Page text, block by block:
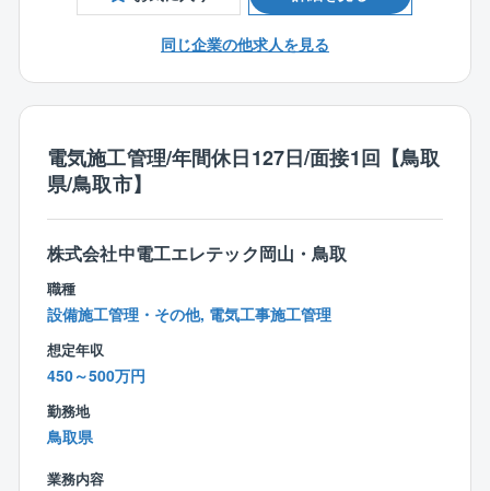
です。勤務時間が8時間の企業様に当てはめると、10時
2009年6月に、建設コンサルタント会社2社（株式会社
エイトコンサルタント・日本技術開発株式会社）が経
営統合して、新たに株式会社エイト日本技術開発が誕
生して、10年以上が経過しました。「国民の暮らしを
支える社会資本の整備・維持管理」という建設コンサ
ルタントとしての使命を深く胸に刻み、防災・減災対
策、環境・エネルギー対策など国民が「安全・安心」
に暮らせる生活の基盤整備に貢献しています。また、
女性活躍推進法に基づき、2020年12月10日付で「える
ぼし」（3段階目）企業に認定され、より安心して働き
続けられる職場環境づくりを促進しています。
創立から60年以上、地域に密着したローカルなものか
同じ企業の他求人を見る
電気施工管理/年間休日127日/面接1回【鳥取
県/鳥取市】
株式会社中電工エレテック岡山・鳥取
職種
設備施工管理・その他, 電気工事施工管理
想定年収
450～500万円
勤務地
鳥取県
業務内容